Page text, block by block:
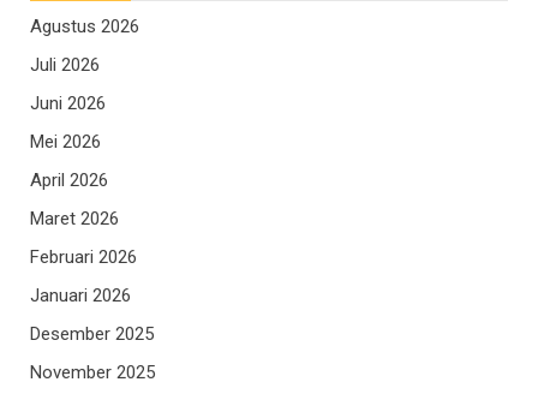
Agustus 2026
Juli 2026
Juni 2026
Mei 2026
April 2026
Maret 2026
Februari 2026
Januari 2026
Desember 2025
November 2025